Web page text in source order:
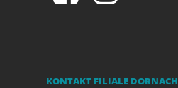
KONTAKT FILIALE DORNACH